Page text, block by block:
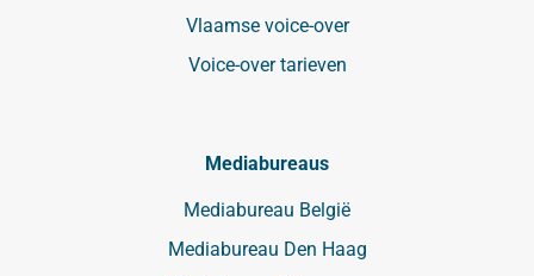
Vlaamse voice-over
Voice-over tarieven
Mediabureaus
Mediabureau België
Mediabureau Den Haag